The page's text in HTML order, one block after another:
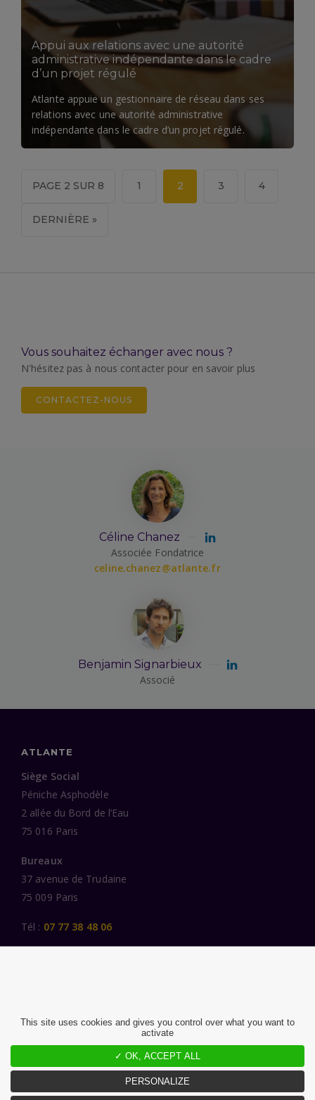
Appui aux relations avec une autorité
administrative indépendante dans le cadre
d’un projet régulé
Atlante appuie un gestionnaire de réseau dans ses
relations avec une autorité administrative
indépendante dans le cadre d’un projet régulé.
PAGE 2 SUR 8 1 2 3 4
DERNIÈRE »
Vous souhaitez échanger avec nous ?
N'hésitez pas à nous contacter pour en savoir plus
CONTACTEZ-NOUS
Céline Chanez
Associée Fondatrice
celine.chanez@atlante.fr
Benjamin Signarbieux
Associé
ATLANTE
Siège Social
Péniche Asphodèle
2 allée du Bord de l’Eau
75 016 Paris
Bureaux
37 avenue de Trudaine
75 009 Paris
Tél : 07 77 38 48 06
DES FEMMES ET DES HOMMES ENGAGÉS
This site uses cookies and gives you control over what you want to
activate
✓ OK, ACCEPT ALL
PERSONALIZE